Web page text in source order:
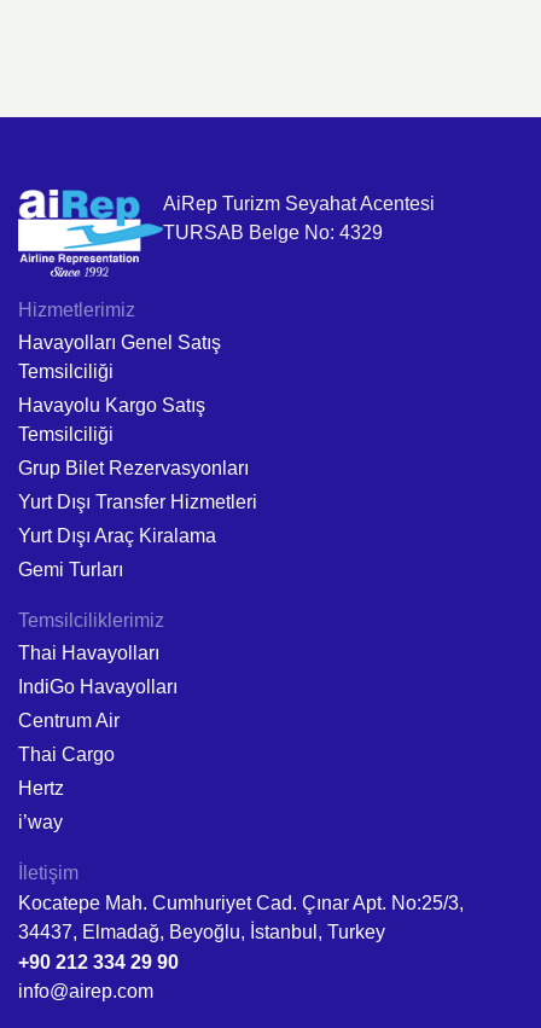
AiRep Turizm Seyahat Acentesi
TURSAB Belge No: 4329
Hizmetlerimiz
Havayolları Genel Satış
Temsilciliği
Havayolu Kargo Satış
Temsilciliği
Grup Bilet Rezervasyonları
Yurt Dışı Transfer Hizmetleri
Yurt Dışı Araç Kiralama
Gemi Turları
Temsilciliklerimiz
Thai Havayolları
IndiGo Havayolları
Centrum Air
Thai Cargo
Hertz
i’way
İletişim
Kocatepe Mah. Cumhuriyet Cad. Çınar Apt. No:25/3,
34437, Elmadağ, Beyoğlu, İstanbul, Turkey
+90 212 334 29 90
info@airep.com